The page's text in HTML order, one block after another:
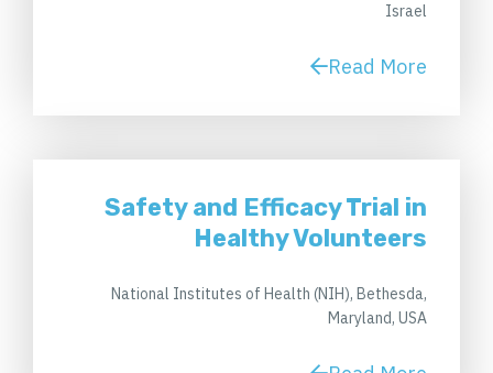
Israel
Read More
Safety and Efficacy Trial in
Healthy Volunteers
National Institutes of Health (NIH), Bethesda,
Maryland, USA